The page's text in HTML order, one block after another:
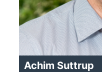
Achim Suttrup